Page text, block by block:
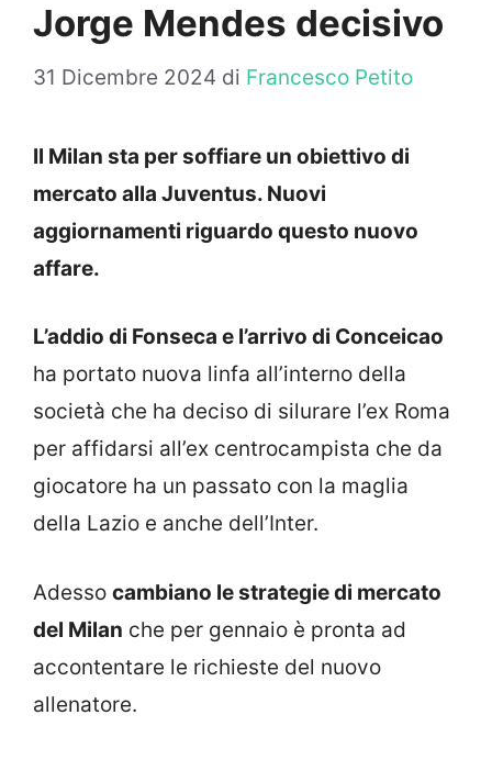
Jorge Mendes decisivo
31 Dicembre 2024 di Francesco Petito
Il Milan sta per soffiare un obiettivo di
mercato alla Juventus. Nuovi
aggiornamenti riguardo questo nuovo
affare.
L’addio di Fonseca e l’arrivo di Conceicao
ha portato nuova linfa all’interno della
società che ha deciso di silurare l’ex Roma
per affidarsi all’ex centrocampista che da
giocatore ha un passato con la maglia
della Lazio e anche dell’Inter.
Adesso cambiano le strategie di mercato
del Milan che per gennaio è pronta ad
accontentare le richieste del nuovo
allenatore.